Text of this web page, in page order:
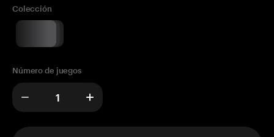
Colección
Número de juegos